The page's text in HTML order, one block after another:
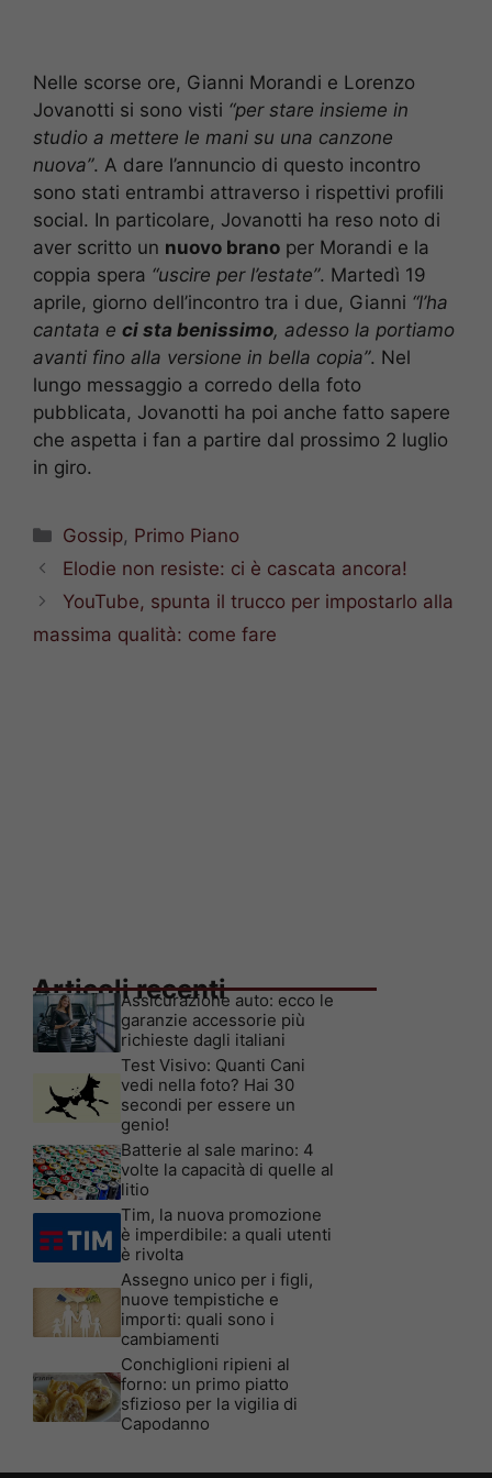
Nelle scorse ore, Gianni Morandi e Lorenzo
Jovanotti si sono visti “per stare insieme in
studio a mettere le mani su una canzone
nuova”. A dare l’annuncio di questo incontro
sono stati entrambi attraverso i rispettivi profili
social. In particolare, Jovanotti ha reso noto di
aver scritto un nuovo brano per Morandi e la
coppia spera “uscire per l’estate”. Martedì 19
aprile, giorno dell’incontro tra i due, Gianni “l’ha
cantata e ci sta benissimo, adesso la portiamo
avanti fino alla versione in bella copia”. Nel
lungo messaggio a corredo della foto
pubblicata, Jovanotti ha poi anche fatto sapere
che aspetta i fan a partire dal prossimo 2 luglio
in giro.
Categorie
Gossip, Primo Piano
Elodie non resiste: ci è cascata ancora!
YouTube, spunta il trucco per impostarlo alla
massima qualità: come fare
Articoli recenti
Assicurazione auto: ecco le
garanzie accessorie più
richieste dagli italiani
Test Visivo: Quanti Cani
vedi nella foto? Hai 30
secondi per essere un
genio!
Batterie al sale marino: 4
volte la capacità di quelle al
litio
Tim, la nuova promozione
è imperdibile: a quali utenti
è rivolta
Assegno unico per i figli,
nuove tempistiche e
importi: quali sono i
cambiamenti
Conchiglioni ripieni al
forno: un primo piatto
sfizioso per la vigilia di
Capodanno